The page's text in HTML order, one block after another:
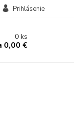
Prihlásenie
0ks
0,00 €